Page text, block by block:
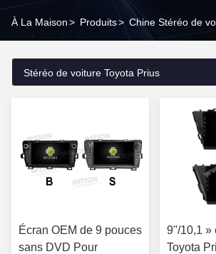
À La Maison> Produits> Chine Stéréo de
Stéréo de voiture Toyota Prius
Écran OEM de 9 pouces
sans DVD Pour
9"/10,1 »
Toyota